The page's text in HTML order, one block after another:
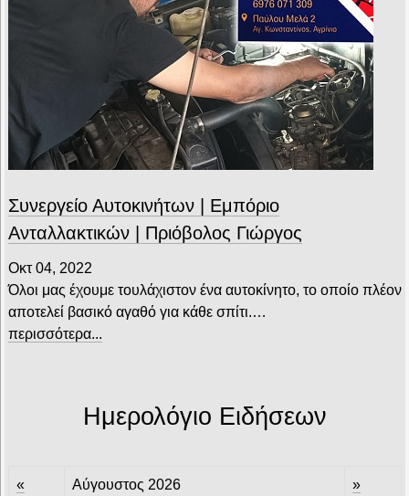
Συνεργείο Αυτοκινήτων | Εμπόριο
Ανταλλακτικών | Πριόβολος Γιώργος
Οκτ 04, 2022
Όλοι μας έχουμε τουλάχιστον ένα αυτοκίνητο, το οποίο πλέον
αποτελεί βασικό αγαθό για κάθε σπίτι.…
περισσότερα...
Ημερολόγιο Ειδήσεων
« Αύγουστος 2026 »